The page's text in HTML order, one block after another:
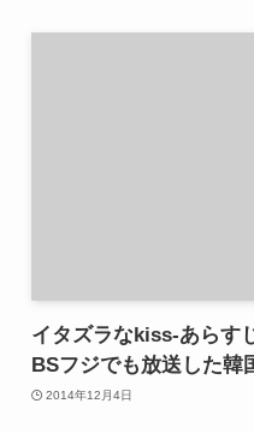
イタズラなkiss-あらす
BSフジでも放送した韓
2014年12月4日